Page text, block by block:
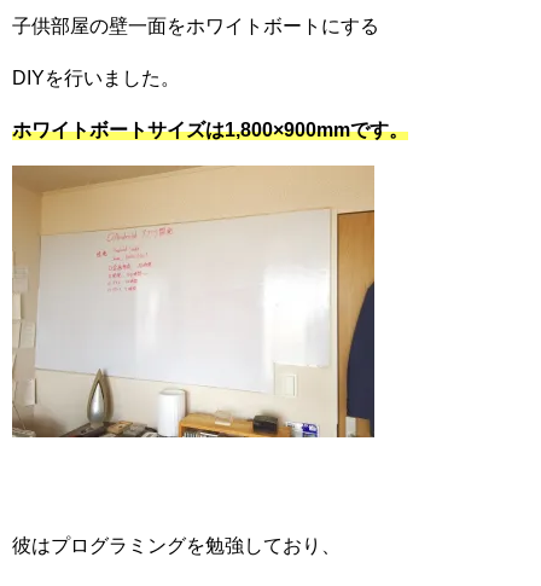
子供部屋の壁一面をホワイトボートにする
DIYを行いました。
ホワイトボートサイズは1,800×900mmです。
彼はプログラミングを勉強しており、